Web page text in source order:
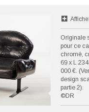
Originale
pour ce
chromé,
69 x L
000 €.
design
partie 2).
©DR